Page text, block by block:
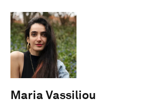
Maria Vassiliou